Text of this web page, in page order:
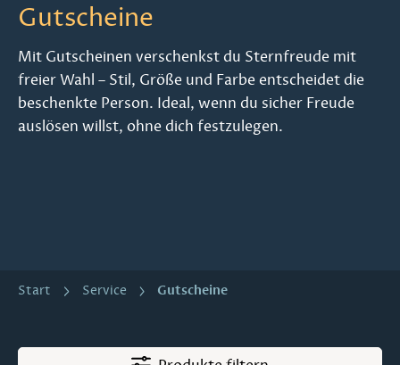
Gutscheine
Mit Gutscheinen verschenkst du Sternfreude mit
freier Wahl – Stil, Größe und Farbe entscheidet die
beschenkte Person. Ideal, wenn du sicher Freude
auslösen willst, ohne dich festzulegen.
Start Service Gutscheine